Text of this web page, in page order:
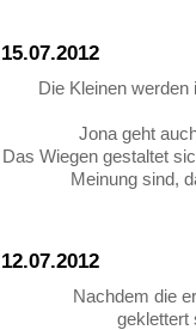
15.07.2012
Die Kleinen
Jona geht
Das Wiegen gestaltet
Meinung sind,
12.07.2012
Nachdem die
geklettert